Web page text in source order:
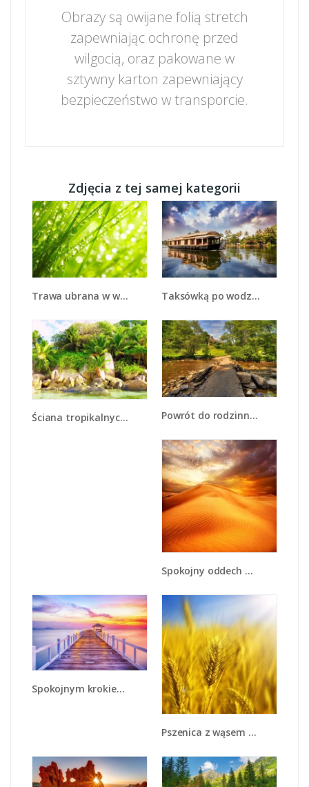
Obrazy są owijane folią stretch
zapewniając ochronę przed
wilgocią, oraz pakowane w
sztywny karton zapewniający
bezpieczeństwo w transporcie.
Zdjęcia z tej samej kategorii
Trawa ubrana w wodne korale - KN341 Taksówką po wodzie - KN1166A
Ściana tropikalnych drzew - KN086 Powrót do rodzinnego domu - KN937
Spokojny oddech w pustynnym klimacie - KN567
Spokojnym krokiem po moście - KN918
Pszenica z wąsem - KN412